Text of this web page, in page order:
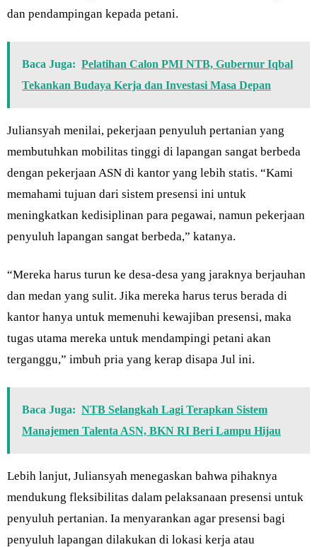
dan pendampingan kepada petani.
Baca Juga: Pelatihan Calon PMI NTB, Gubernur Iqbal
Tekankan Budaya Kerja dan Investasi Masa Depan
Juliansyah menilai, pekerjaan penyuluh pertanian yang
membutuhkan mobilitas tinggi di lapangan sangat berbeda
dengan pekerjaan ASN di kantor yang lebih statis. “Kami
memahami tujuan dari sistem presensi ini untuk
meningkatkan kedisiplinan para pegawai, namun pekerjaan
penyuluh lapangan sangat berbeda,” katanya.
“Mereka harus turun ke desa-desa yang jaraknya berjauhan
dan medan yang sulit. Jika mereka harus terus berada di
kantor hanya untuk memenuhi kewajiban presensi, maka
tugas utama mereka untuk mendampingi petani akan
terganggu,” imbuh pria yang kerap disapa Jul ini.
Baca Juga: NTB Selangkah Lagi Terapkan Sistem
Manajemen Talenta ASN, BKN RI Beri Lampu Hijau
Lebih lanjut, Juliansyah menegaskan bahwa pihaknya
mendukung fleksibilitas dalam pelaksanaan presensi untuk
penyuluh pertanian. Ia menyarankan agar presensi bagi
penyuluh lapangan dilakukan di lokasi kerja atau